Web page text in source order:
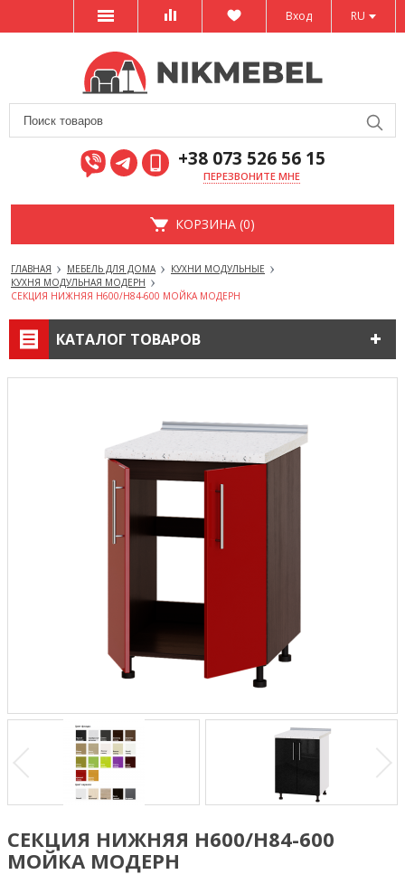
RU
Вход
+38 073 526 56 15
ПЕРЕЗВОНИТЕ МНЕ
КОРЗИНА (0)
ГЛАВНАЯ МЕБЕЛЬ ДЛЯ ДОМА
КУХНИ МОДУЛЬНЫЕ
КУХНЯ МОДУЛЬНАЯ МОДЕРН
СЕКЦИЯ НИЖНЯЯ Н600/Н84-600 МОЙКА МОДЕРН
КАТАЛОГ ТОВАРОВ
СЕКЦИЯ НИЖНЯЯ Н600/Н84-600
МОЙКА МОДЕРН